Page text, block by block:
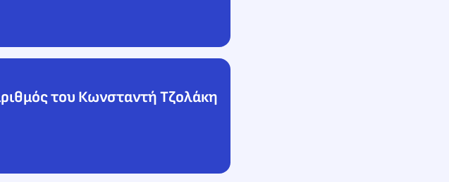
του Κωνσταντή Τζολάκη